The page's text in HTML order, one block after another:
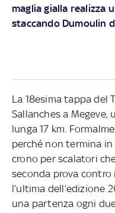
maglia gialla
staccando Dumoulin
La 18esima tappa del
Sallanches a
lunga 17 km.
perché non termina
crono per scalatori
seconda prova
l’ultima dell’edizione
una partenza ogni